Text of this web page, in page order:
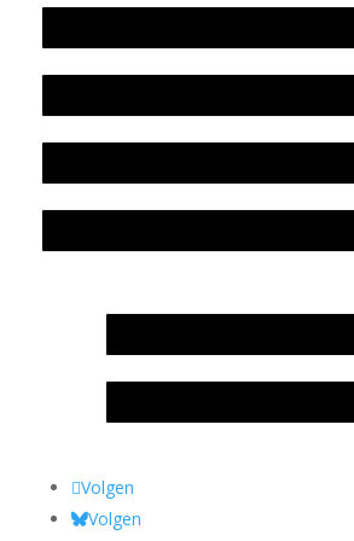
Volgen
Volgen